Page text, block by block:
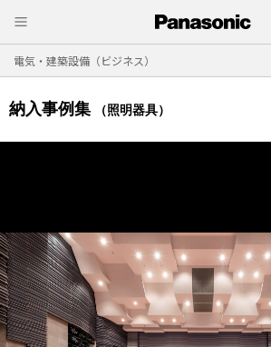
電気・建築設備（ビジネス）
納入事例集 （照明器具）